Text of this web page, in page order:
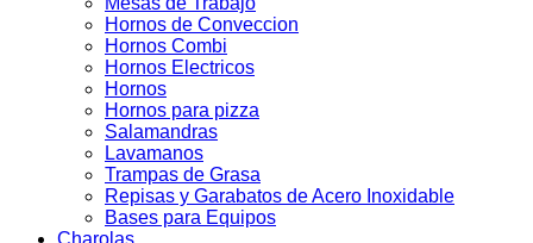
Hornos de Conveccion
Hornos Combi
Hornos Electricos
Hornos
Hornos para pizza
Salamandras
Lavamanos
Trampas de Grasa
Repisas y Garabatos de Acero Inoxidable
Bases para Equipos
Charolas